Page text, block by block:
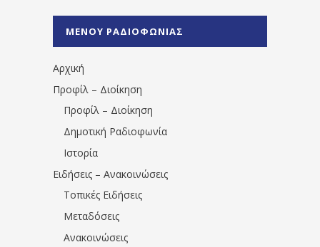
1531194763766854/" artist="" ]
ΜΕΝΟΥ ΡΑΔΙΟΦΩΝΙΑΣ
Αρχική
Προφίλ – Διοίκηση
Προφίλ – Διοίκηση
Δημοτική Ραδιοφωνία
Ιστορία
Ειδήσεις – Ανακοινώσεις
Τοπικές Ειδήσεις
Μεταδόσεις
Ανακοινώσεις